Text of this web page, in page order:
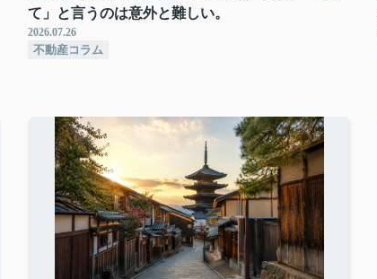
て」と言うのは意外と難しい。
2026.07.26
不動産コラム